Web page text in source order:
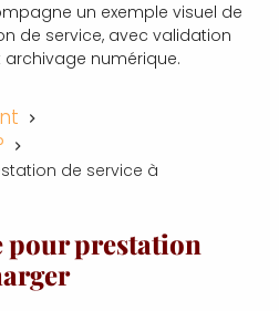
un exemple visuel de
de service, avec validation
numérique.
de service à
pour prestation